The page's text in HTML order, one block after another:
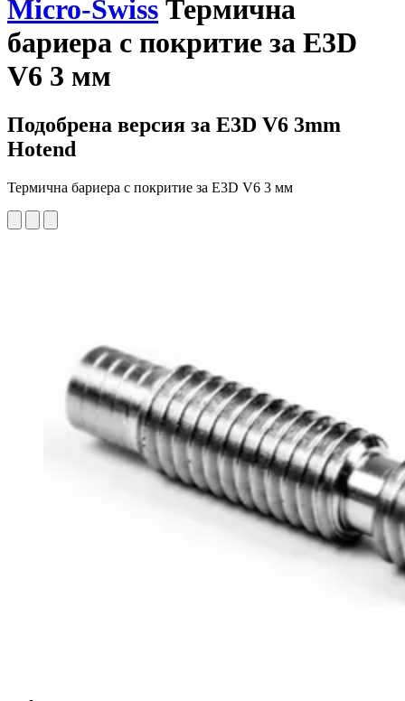
Micro-Swiss Термична
бариера с покритие за E3D
V6 3 мм
Подобрена версия за E3D V6 3mm
Hotend
Термична бариера с покритие за E3D V6 3 мм